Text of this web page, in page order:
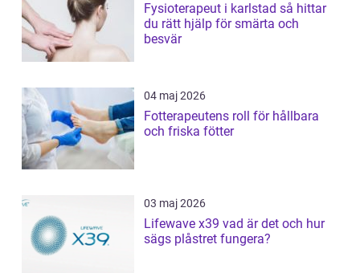
Fysioterapeut i karlstad så hittar
du rätt hjälp för smärta och
besvär
04 maj 2026
Fotterapeutens roll för hållbara
och friska fötter
03 maj 2026
Lifewave x39 vad är det och hur
sägs plåstret fungera?